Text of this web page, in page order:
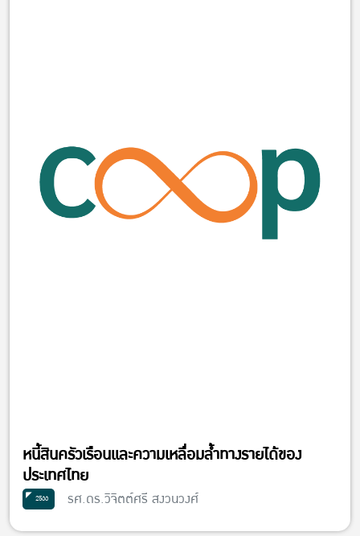
หนี้สินครัวเรือนและความเหลื่อมล้ำทางรายได้ของ
ประเทศไทย
2566 รศ.ดร.วิจิตต์ศรี สงวนวงศ์